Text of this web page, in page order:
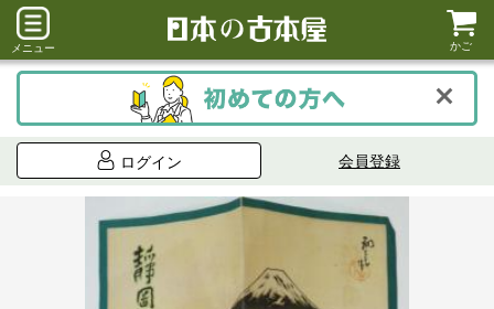
メニュー かご
ログイン 会員登録